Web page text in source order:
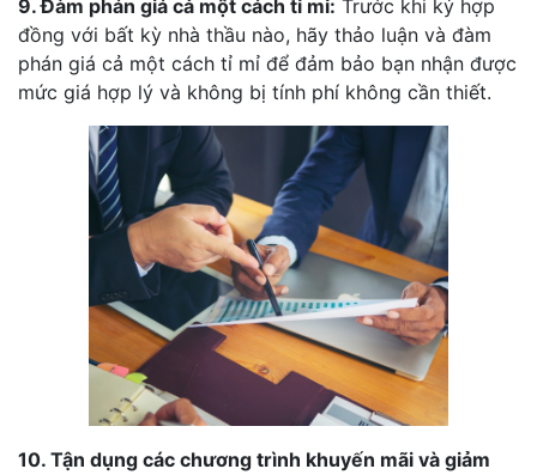
9. Đàm phán giá cả một cách tỉ mỉ: Trước khi ký hợp
đồng với bất kỳ nhà thầu nào, hãy thảo luận và đàm
phán giá cả một cách tỉ mỉ để đảm bảo bạn nhận được
mức giá hợp lý và không bị tính phí không cần thiết.
10. Tận dụng các chương trình khuyến mãi và giảm